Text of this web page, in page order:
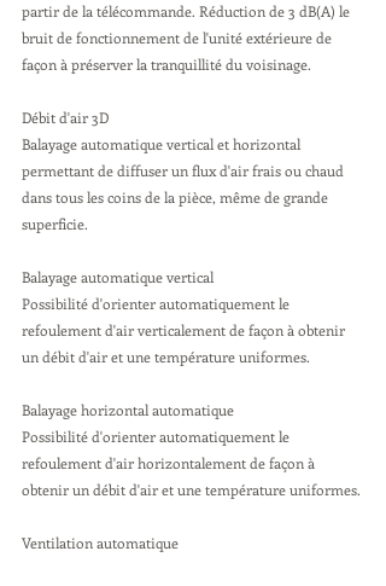
partir de la télécommande. Réduction de 3 dB(A) le
bruit de fonctionnement de l'unité extérieure de
façon à préserver la tranquillité du voisinage.
Débit d'air 3D
Balayage automatique vertical et horizontal
permettant de diffuser un flux d'air frais ou chaud
dans tous les coins de la pièce, même de grande
superficie.
Balayage automatique vertical
Possibilité d'orienter automatiquement le
refoulement d'air verticalement de façon à obtenir
un débit d'air et une température uniformes.
Balayage horizontal automatique
Possibilité d'orienter automatiquement le
refoulement d'air horizontalement de façon à
obtenir un débit d'air et une température uniformes.
Ventilation automatique